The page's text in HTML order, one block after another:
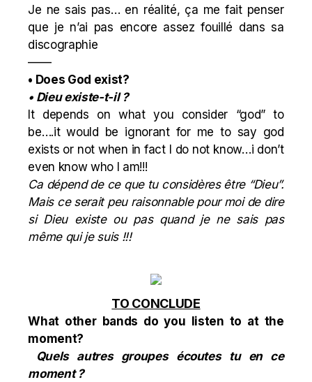
Je ne sais pas… en réalité, ça me fait penser
que je n’ai pas encore assez fouillé dans sa
discographie
——
• Does God exist?
• Dieu existe-t-il ?
It depends on what you consider “god” to
be….it would be ignorant for me to say god
exists or not when in fact I do not know…i don’t
even know who I am!!!
Ca dépend de ce que tu considères être “Dieu”.
Mais ce serait peu raisonnable pour moi de dire
si Dieu existe ou pas quand je ne sais pas
même qui je suis !!!
TO CONCLUDE
What other bands do you listen to at the
moment?
Quels autres groupes écoutes tu en ce
moment ?